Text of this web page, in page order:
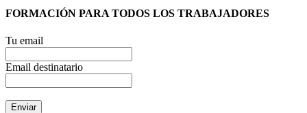
FORMACIÓN PARA TODOS LOS TRABAJADORES
Tu email
Email destinatario
Enviar